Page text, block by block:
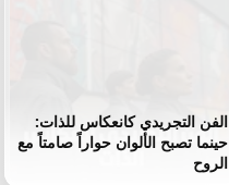
الفن التجريدي كانعكاس للذات:
حينما تصبح الألوان حواراً صامتاً مع
الروح